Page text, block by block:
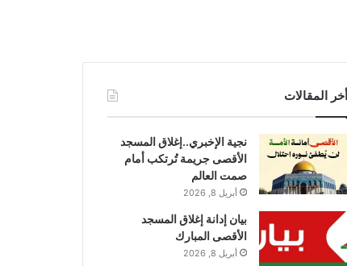
أخر المقالات
نجية الإخبري..إغلاق المسجد
الأقصى جريمة تُرتكب أمام
صمت العالم
أبريل 8, 2026
بيان إدانة إغلاق المسجد
الأقصى المبارك
أبريل 8, 2026